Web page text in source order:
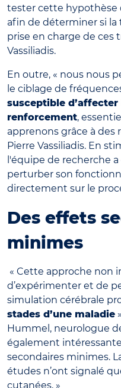
tester cette hypothèse
afin de déterminer si la
prise en charge de ces
Vassiliadis.
En outre, « nous nous
le ciblage de
susceptible d’affecter
renforcement,
apprenons grâce à des
Pierre Vassiliadis. En
l'équipe de recherche
perturber son
directement sur le
Des effets
minimes
« Cette approche non
d’expérimenter et de
simulation cérébrale
stades d’une maladie
Hummel, neurologue
également
secondaires minimes.
études n’ont signalé
cutanées. »